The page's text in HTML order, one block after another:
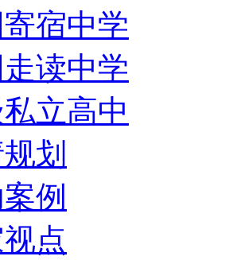
宿中学
读中学
立高中
划
例
点